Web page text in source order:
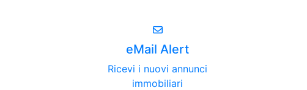
eMail Alert
Ricevi i nuovi annunci
immobiliari